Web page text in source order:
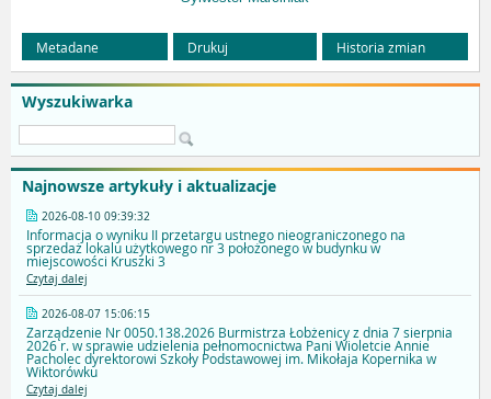
Wyszukiwarka
Najnowsze artykuły i aktualizacje
2026-08-10 09:39:32
Informacja o wyniku II przetargu ustnego nieograniczonego na
sprzedaż lokalu użytkowego nr 3 położonego w budynku w
miejscowości Kruszki 3
Czytaj dalej
2026-08-07 15:06:15
Zarządzenie Nr 0050.138.2026 Burmistrza Łobżenicy z dnia 7 sierpnia
2026 r. w sprawie udzielenia pełnomocnictwa Pani Wioletcie Annie
Pacholec dyrektorowi Szkoły Podstawowej im. Mikołaja Kopernika w
Wiktorówku
Czytaj dalej
Metadane Drukuj Historia zmian